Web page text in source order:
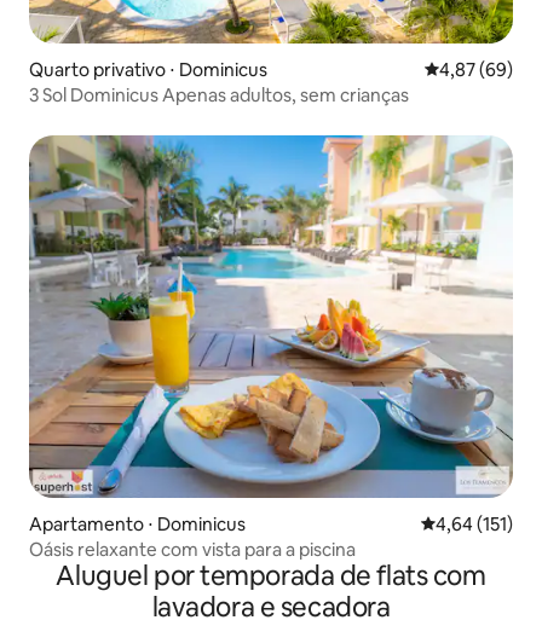
Quarto privativo ⋅ Dominicus 4,87 de uma
4,87 (69)
3 Sol Dominicus Apenas adultos, sem crianças
Apartamento ⋅ Dominicus 4,64 de uma
4,64 (151)
Oásis relaxante com vista para a piscina
Aluguel por temporada de flats com
lavadora e secadora